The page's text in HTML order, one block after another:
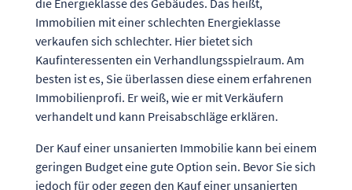
die Energieklasse des Gebäudes. Das heißt,
Immobilien mit einer schlechten Energieklasse
verkaufen sich schlechter. Hier bietet sich
Kaufinteressenten ein Verhandlungsspielraum. Am
besten ist es, Sie überlassen diese einem erfahrenen
Immobilienprofi. Er weiß, wie er mit Verkäufern
verhandelt und kann Preisabschläge erklären.
Der Kauf einer unsanierten Immobilie kann bei einem
geringen Budget eine gute Option sein. Bevor Sie sich
jedoch für oder gegen den Kauf einer unsanierten